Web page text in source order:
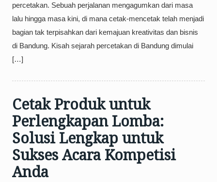
percetakan. Sebuah perjalanan mengagumkan dari masa
lalu hingga masa kini, di mana cetak-mencetak telah menjadi
bagian tak terpisahkan dari kemajuan kreativitas dan bisnis
di Bandung. Kisah sejarah percetakan di Bandung dimulai
[…]
Cetak Produk untuk
Perlengkapan Lomba:
Solusi Lengkap untuk
Sukses Acara Kompetisi
Anda